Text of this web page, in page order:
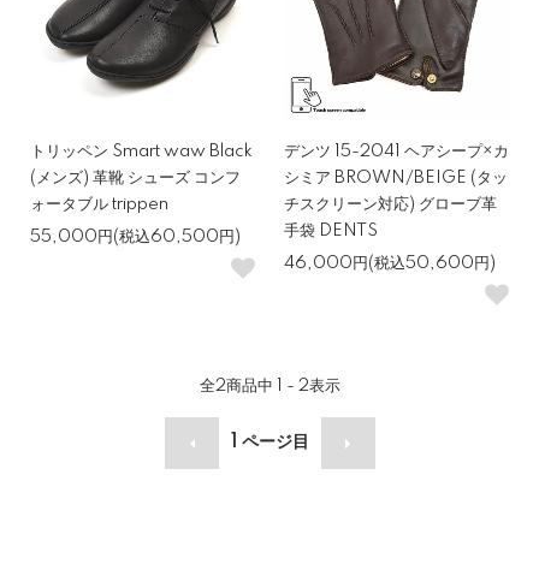
トリッペン Smart waw Black
(メンズ) 革靴 シューズ コンフ
ォータブル trippen
55,000円(税込60,500円)
デンツ 15-2041 ヘアシープ×カ
シミア BROWN/BEIGE (タッ
チスクリーン対応) グローブ革
手袋 DENTS
46,000円(税込50,600円)
全2商品中 1 - 2表示
ページ目